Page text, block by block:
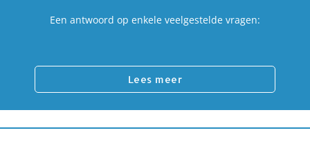
Een antwoord op enkele veelgestelde vragen:
Lees meer